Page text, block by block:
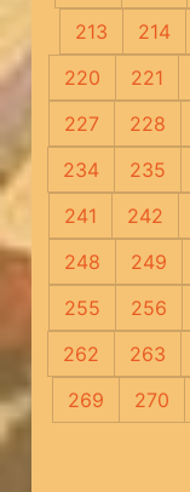
213
214
220
221
227
228
234
235
241
242
248
249
255
256
262
263
269
270